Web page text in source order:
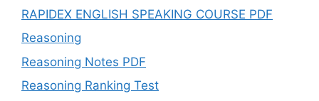
RAPIDEX ENGLISH SPEAKING COURSE PDF
Reasoning
Reasoning Notes PDF
Reasoning Ranking Test